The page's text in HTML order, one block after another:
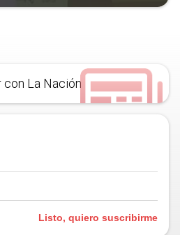
La Nación
Listo, quiero suscribirme